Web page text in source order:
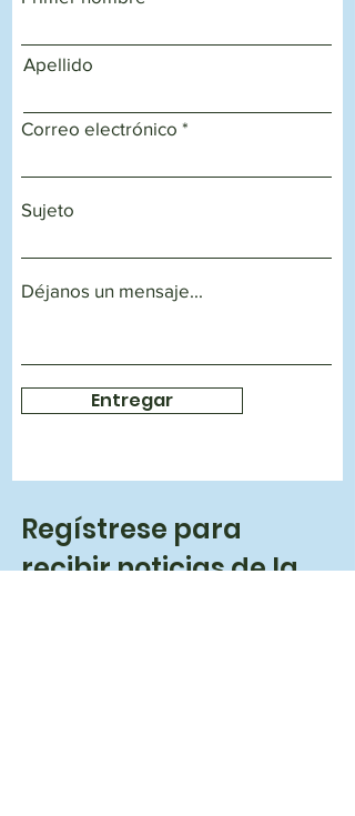
Apellido
Correo electrónico
Sujeto
Déjanos un mensaje...
Entregar
Regístrese para
recibir noticias de la